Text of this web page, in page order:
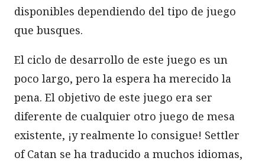
disponibles dependiendo del tipo de juego
que busques.
El ciclo de desarrollo de este juego es un
poco largo, pero la espera ha merecido la
pena. El objetivo de este juego era ser
diferente de cualquier otro juego de mesa
existente, ¡y realmente lo consigue! Settler
of Catan se ha traducido a muchos idiomas,